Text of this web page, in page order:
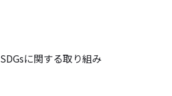
SDGsに関する取り組み